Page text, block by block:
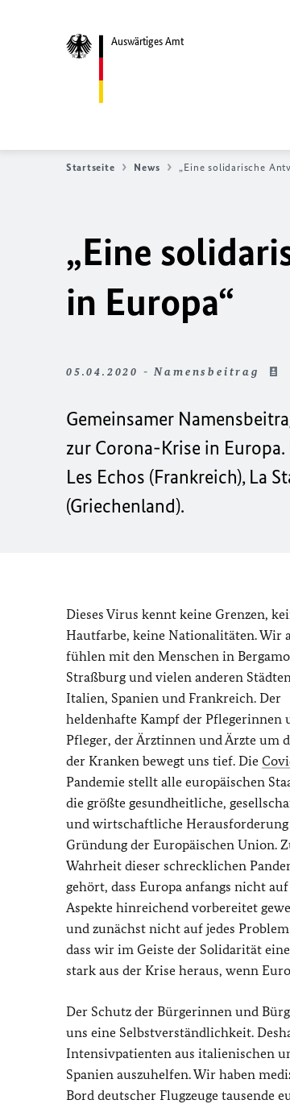
Auswärtiges Amt
Startseite News „Eine solidarische
„Eine
in Europa“
05.04.2020 - Namensbeitrag
Gemeinsamer
zur Corona-Krise in
Les Echos (Frankreich), La
(Griechenland).
Dieses Virus kennt keine Grenzen,
Hautfarbe, keine Nationalitäten. Wir
fühlen mit den Menschen in
Straßburg und vielen anderen
Italien, Spanien und Frankreich. Der
heldenhafte Kampf der Pflegerinnen
Pfleger, der Ärztinnen und Ärzte um
der Kranken bewegt uns tief. Die
Pandemie stellt alle europäischen
die größte gesundheitliche,
und wirtschaftliche
Gründung der Europäischen Union.
Wahrheit dieser schrecklichen
gehört, dass Europa anfangs nicht
Aspekte hinreichend vorbereitet
und zunächst nicht auf jedes
dass wir im Geiste der Solidarität
stark aus der Krise heraus, wenn
Der Schutz der Bürgerinnen und
uns eine Selbstverständlichkeit.
Intensivpatienten aus italienischen
Spanien auszuhelfen. Wir haben
Bord deutscher Flugzeuge tausende